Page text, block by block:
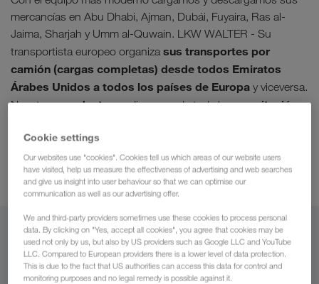
mercancías en Abu Dhabi, Ajman, Dubái, Fuyaira, Ras al-
Jaima, Sharjah y Umm al-Quwain. LKW WALTER - Su
transportista europeo organiza sus transportes por
camión (cargas completas) desde todos Emiratos
Árabes Unidos a todos los países de Europa y viceversa.
Nuestrosconductoresdisponen de toda lacapacitación
flota de camiones moderna y de bajas emisiones
Benefíciese de unostiempos de tránsito ajustados y de
la máxima seguridad .
Desde
España
Cookie settings
Our websites use "cookies". Cookies tell us which areas of our website users
have visited, help us measure the effectiveness of advertising and web searches
and give us insight into user behaviour so that we can optimise our
communication as well as our advertising offer.
We and third-party providers sometimes use these cookies to process personal
data. By clicking on "Yes, accept all cookies", you agree that cookies may be
used not only by us, but also by US providers such as Google LLC and YouTube
LLC. Compared to European providers there is a lower level of data protection.
This is due to the fact that US authorities can access this data for control and
monitoring purposes and no legal remedy is possible against it.